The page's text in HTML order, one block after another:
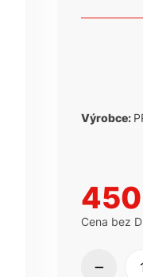
Výrobce:
Cena bez